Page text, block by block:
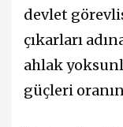
devlet
çıkarları
ahlak
güçleri